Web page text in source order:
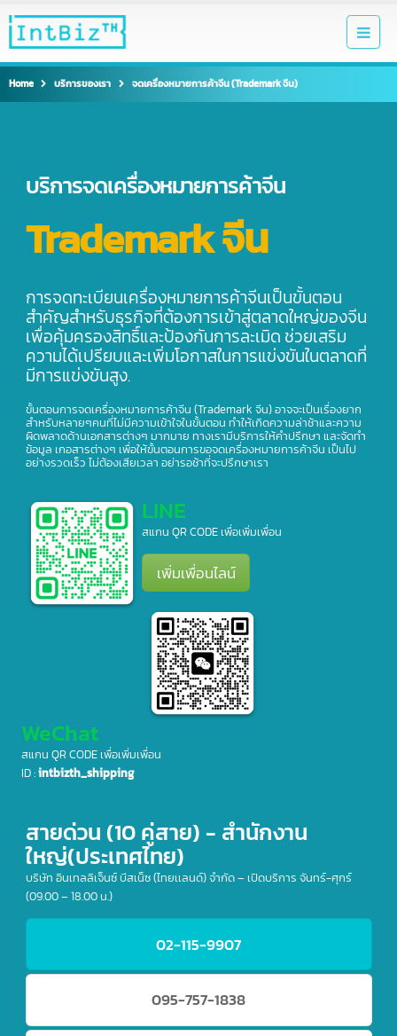
Home บริการของเรา จดเครื่องหมายการค้าจีน (Trademark จีน)
บริการจดเครื่องหมายการค้าจีน
Trademark จีน
การจดทะเบียนเครื่องหมายการค้าจีนเป็นขั้นตอน
สำคัญสำหรับธุรกิจที่ต้องการเข้าสู่ตลาดใหญ่ของจีน
เพื่อคุ้มครองสิทธิ์และป้องกันการละเมิด ช่วยเสริม
ความได้เปรียบและเพิ่มโอกาสในการแข่งขันในตลาดที่
มีการแข่งขันสูง.
ขั้นตอนการจดเครื่องหมายการค้าจีน (Trademark จีน) อาจจะเป็นเรื่องยาก
สำหรับหลายๆคนที่ไม่มีความเข้าใจในขั้นตอน ทำให้เกิดความล่าช้าและความ
ผิดพลาดด้านเอกสารต่างๆ มากมาย ทางเรามีบริการให้คำปรึกษา และจัดทำ
ข้อมูล เกอสารต่างๆ เพื่อให้ขั้นตอนการขอจดเครื่องหมายการค้าจีน เป็นไป
LINE
สแกน QR CODE เพื่อเพิ่มเพื่อน
WeChat
สายด่วน (10 คู่สาย) - สำนักงาน
ใหญ่(ประเทศไทย)
บริษัท อินเทลลิเจ็นซ์ บีสเน็ซ (ไทยเเลนด์) จำกัด – เปิดบริการ จันทร์-ศุกร์
02-115-9907